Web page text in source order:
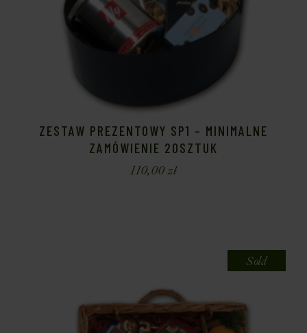
ZESTAW PREZENTOWY SP1 – MINIMALNE
ZAMÓWIENIE 20SZTUK
110,00zł
Sold